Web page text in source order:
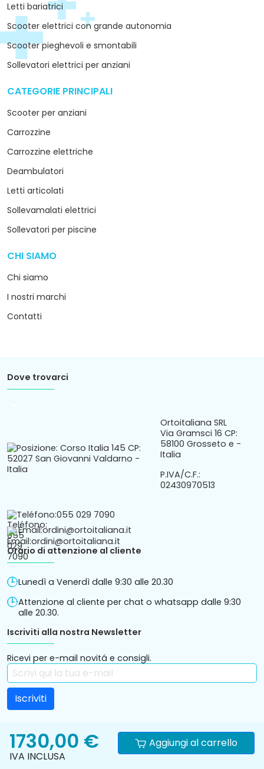
Letti bariatrici
Scooter elettrici con grande autonomia
Scooter pieghevoli e smontabili
Sollevatori elettrici per anziani
CATEGORIE PRINCIPALI
Scooter per anziani
Carrozzine
Carrozzine elettriche
Deambulatori
Letti articolati
Sollevamalati elettrici
Sollevatori per piscine
CHI SIAMO
Chi siamo
I nostri marchi
Contatti
Dove trovarci
Ortoitaliana SRL
Via Gramsci 16 CP:
58100 Grosseto e -
Italia
P.IVA/C.F.:
02430970513
Teléfono:055 029 7090
Email:ordini@ortoitaliana.it
Orario di attenzione al cliente
Lunedì a Venerdì dalle 9:30 alle 20.30
Attenzione al cliente per chat o whatsapp dalle 9:30
alle 20.30.
Iscriviti alla nostra Newsletter
Ricevi per e-mail novitá e consigli.
1730,00 €
IVA INCLUSA
Aggiungi al carrello